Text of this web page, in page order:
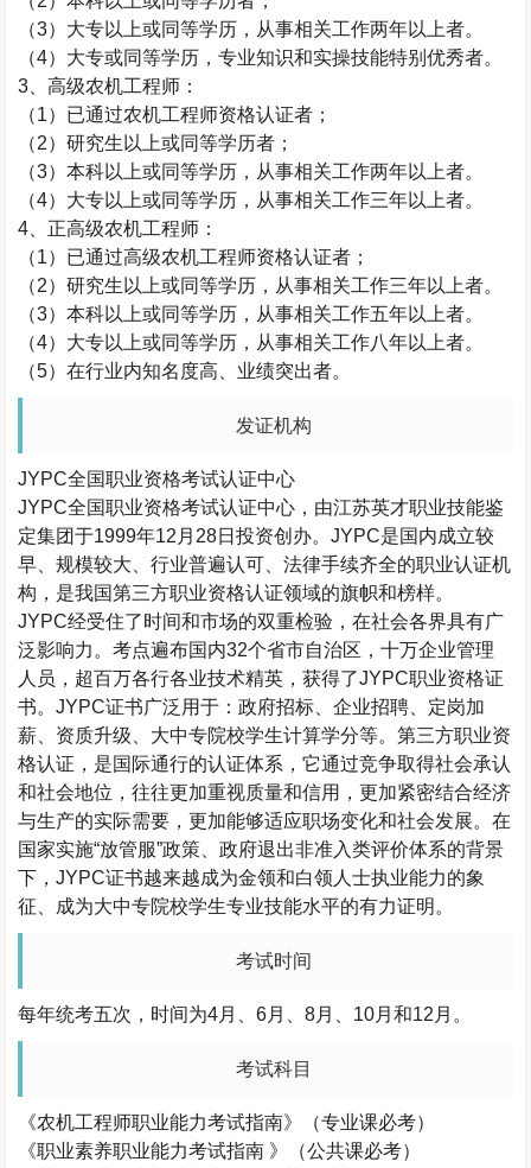
（3）大专以上或同等学历，从事相关工作两年以上者。
（4）大专或同等学历，专业知识和实操技能特别优秀者。
3 、高级农机工程师：
（1）已通过农机工程师资格认证者；
（2）研究生以上或同等学历者；
（3）本科以上或同等学历，从事相关工作两年以上者。
（4）大专以上或同等学历，从事相关工作三年以上者。
4 、正高级农机工程师：
（1）已通过高级农机工程师资格认证者；
（2）研究生以上或同等学历，从事相关工作三年以上者。
（3）本科以上或同等学历，从事相关工作五年以上者。
（4）大专以上或同等学历，从事相关工作八年以上者。
（5）在行业内知名度高、业绩突出者。
发证机构
JYPC全国职业资格考试认证中心
JYPC全国职业资格考试认证中心，由江苏英才职业技能鉴
定集团于1999年12 月 28日投资创办。JYPC是国内成立较
早、规模较大、行业普遍认可、法律手续齐全的职业认证机
构，是我国第三方职业资格认证领域的旗帜和榜样。
JYPC经受住了时间和市场的双重检验，在社会各界具有广
泛影响力。考点遍布国内32个省市自治区，十万企业管理
人员，超百万各行各业技术精英，获得了JYPC职业资格证
书。JYPC证书广泛用于：政府招标、企业招聘、定岗加
薪、资质升级、大中专院校学生计算学分等。第三方职业资
格认证，是国际通行的认证体系，它通过竞争取得社会承认
和社会地位，往往更加重视质量和信用，更加紧密结合经济
与生产的实际需要，更加能够适应职场变化和社会发展。在
国家实施“放管服”政策、政府退出非准入类评价体系的背景
下，JYPC证书越来越成为金领和白领人士执业能力的象
征、成为大中专院校学生专业技能水平的有力证明。
考试时间
每年统考五次，时间为4月、6月、8月、 10月和12 月。
考试科目
《农机工程师职业能力考试指南》（专业课必考）
《职业素养职业能力考试指南 》（公共课必考）